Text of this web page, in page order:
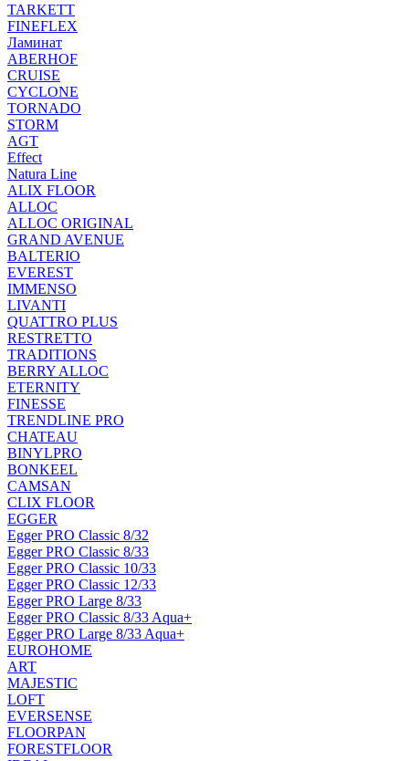
TARKETT
FINEFLEX
Ламинат
ABERHOF
CRUISE
CYCLONE
TORNADO
STORM
AGT
Effect
Natura Line
ALIX FLOOR
ALLOC
ALLOC ORIGINAL
GRAND AVENUE
BALTERIO
EVEREST
IMMENSO
LIVANTI
QUATTRO PLUS
RESTRETTO
TRADITIONS
BERRY ALLOC
ETERNITY
FINESSE
TRENDLINE PRO
CHATEAU
BINYLPRO
BONKEEL
CAMSAN
CLIX FLOOR
EGGER
Egger PRO Classic 8/32
Egger PRO Classic 8/33
Egger PRO Classic 10/33
Egger PRO Classic 12/33
Egger PRO Large 8/33
Egger PRO Classic 8/33 Aqua+
Egger PRO Large 8/33 Aqua+
EUROHOME
ART
MAJESTIC
LOFT
EVERSENSE
FLOORPAN
FORESTFLOOR